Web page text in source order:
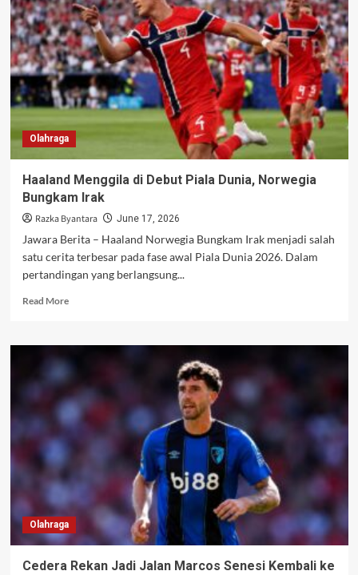
Heroik,
Kiper
Curacao
Pecahkan
Rekor
Piala
Dunia
Olahraga
Haaland Menggila di Debut Piala Dunia, Norwegia
Bungkam Irak
Razka Byantara June 17, 2026
Jawara Berita – Haaland Norwegia Bungkam Irak menjadi salah
satu cerita terbesar pada fase awal Piala Dunia 2026. Dalam
pertandingan yang berlangsung...
Read MoreRead
Haaland
Menggila
Debut
Piala
Dunia,
Norwegia
Irak
Olahraga
Cedera Rekan Jadi Jalan Marcos Senesi Kembali ke